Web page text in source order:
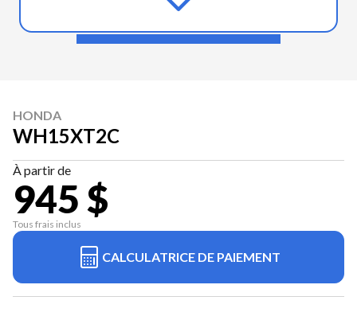
HONDA
WH15XT2C
À partir de
945 $
Tous frais inclus
CALCULATRICE DE PAIEMENT